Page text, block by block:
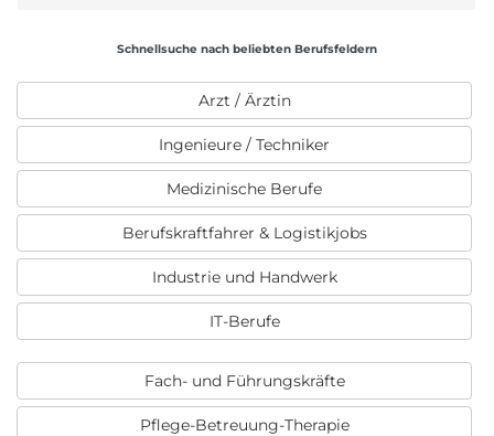
Schnellsuche nach beliebten Berufsfeldern
Arzt / Ärztin
Ingenieure / Techniker
Medizinische Berufe
Berufskraftfahrer & Logistikjobs
Industrie und Handwerk
IT-Berufe
Fach- und Führungskräfte
Pflege-Betreuung-Therapie